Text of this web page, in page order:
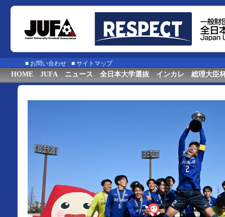
■ お問い合わせ ■ サイトマップ
HOME JUFA ニュース 全日本大学選抜 インカレ 総理大臣